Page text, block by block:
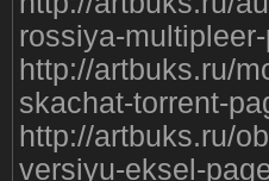
rossiya-
http://artbuks.ru/
skachat-torrent-
http://artbuks.ru/
versiyu-eksel-